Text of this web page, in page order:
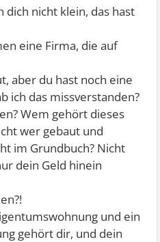
dich nicht klein, das hast
eine Firma, die auf
aber du hast noch eine
ich das missverstanden?
Wem gehört dieses
wer gebaut und
im Grundbuch? Nicht
dein Geld hinein
und ein
gehört dir, und dein